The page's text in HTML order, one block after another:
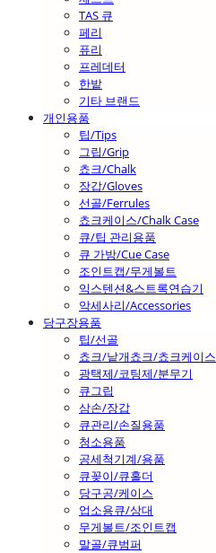
TAS 큐
페리
퓨리
프레데터
한밭
기타 브랜드
개인용품
팁/Tips
그립/Grip
쵸크/Chalk
장갑/Gloves
선골/Ferrules
쵸크케이스/Chalk Case
큐/팁 관리용품
큐 가방/Cue Case
조인트캡/무게볼트
익스텐션&스트록연습기
악세사리/Accessories
당구장용품
팁/선골
쵸크/낱개쵸크/쵸크케이스
광택제/코팅제/분무기
큐그립
삼손/장갑
큐관리/손질용품
청소용품
공세척기계/용품
큐꽂이/큐홀더
당구공/케이스
업소용큐/상대
무게볼트/조인트캡
말골/큐범퍼